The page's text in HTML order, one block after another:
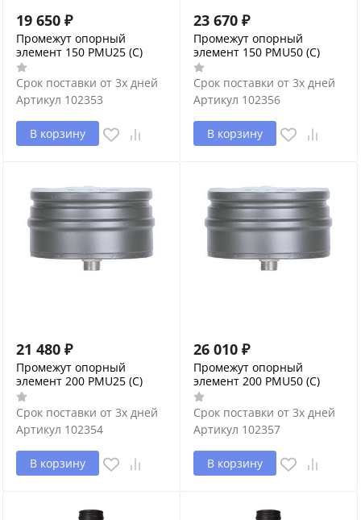
19 650 ₽
Промежут опорный
элемент 150 PMU25 (С)
Срок поставки от 3х дней
Артикул 102353
В корзину
23 670 ₽
Промежут опорный
элемент 150 PMU50 (С)
Срок поставки от 3х дней
Артикул 102356
В корзину
21 480 ₽
Промежут опорный
элемент 200 PMU25 (С)
Срок поставки от 3х дней
Артикул 102354
В корзину
26 010 ₽
Промежут опорный
элемент 200 PMU50 (С)
Срок поставки от 3х дней
Артикул 102357
В корзину